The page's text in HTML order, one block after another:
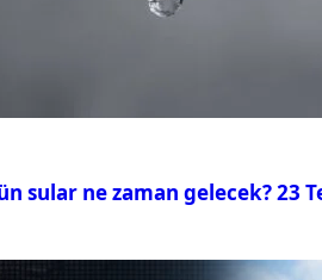
sular ne zaman gelecek? 23